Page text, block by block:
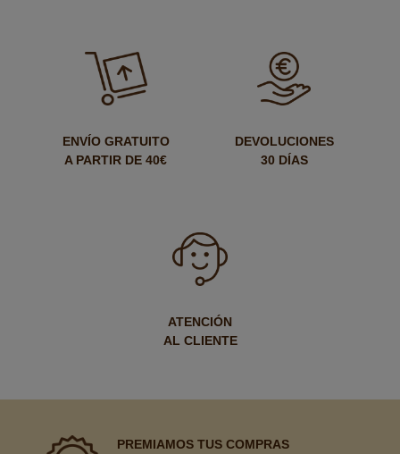
ENVÍO GRATUITO
A PARTIR DE 40€
DEVOLUCIONES
30 DÍAS
ATENCIÓN
AL CLIENTE
PREMIAMOS TUS COMPRAS